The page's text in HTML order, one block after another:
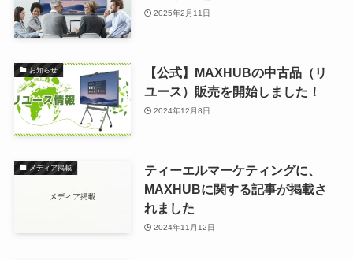
2025年2月11日
お知らせ
【公式】MAXHUBの中古品（リ
ユース）販売を開始しました！
2024年12月8日
メディア掲載
ティーエルマーケティングに、
MAXHUBに関する記事が掲載さ
れました
2024年11月12日